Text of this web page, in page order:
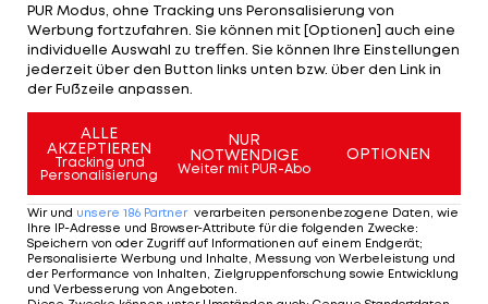
"Völlig egal, ob jung oder alt. Es kommt nur auf die
Klasse des Spielers an", sagte Ratushny, der sein
Team in allen Bereichen neu aufbauen muss.
Auch Dehner nach München
Donnerstag wurde bekannt, dass neben
Assistenztrainer Matt McIlvane und Goalie-Coach
Patrick Dallaire auch die Stürmer Garrett Roe
(USA) und Evan Brophey (CAN) zum EHC München
wechseln.
PUR Modus, ohne Tracking uns Peronsalisierung von
Werbung fortzufahren. Sie können mit [Optionen] auch eine
individuelle Auswahl zu treffen. Sie können Ihre Einstellungen
jederzeit über den Button links unten bzw. über den Link in
der Fußzeile anpassen.
ALLE
AKZEPTIEREN
Tracking und
Personalisierung
NUR
NOTWENDIGE
Weiter mit PUR-Abo
OPTIONEN
Wir und unsere 186 Partner verarbeiten personenbezogene Daten, wie
Ihre IP-Adresse und Browser-Attribute für die folgenden Zwecke:
Speichern von oder Zugriff auf Informationen auf einem Endgerät;
Personalisierte Werbung und Inhalte, Messung von Werbeleistung und
der Performance von Inhalten, Zielgruppenforschung sowie Entwicklung
und Verbesserung von Angeboten.